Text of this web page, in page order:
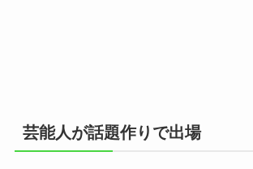
芸能人が話題作りで出場